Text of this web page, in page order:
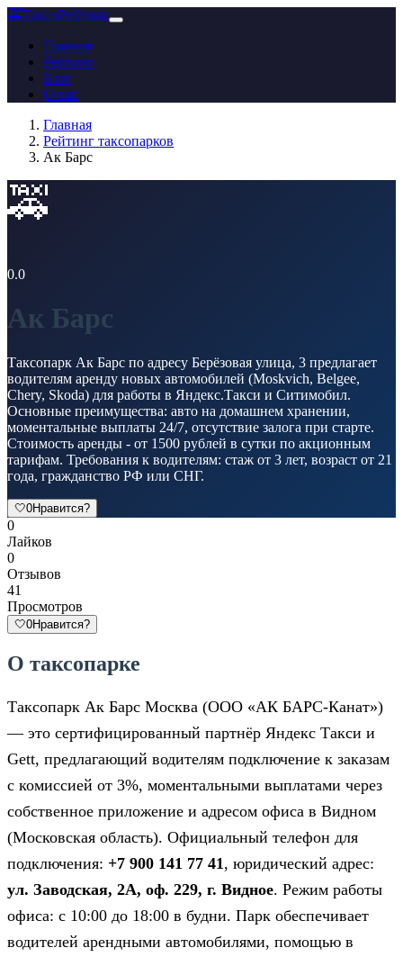
🚕ТаксоРейтинг
Главная
Рейтинг
Блог
О нас
Главная
Рейтинг таксопарков
Ак Барс
🚕
0.0
Ак Барс
Таксопарк Ак Барс по адресу Берёзовая улица, 3 предлагает
водителям аренду новых автомобилей (Moskvich, Belgee,
Chery, Skoda) для работы в Яндекс.Такси и Ситимобил.
Основные преимущества: авто на домашнем хранении,
моментальные выплаты 24/7, отсутствие залога при старте.
Стоимость аренды - от 1500 рублей в сутки по акционным
тарифам. Требования к водителям: стаж от 3 лет, возраст от 21
года, гражданство РФ или СНГ.
🤍0Нравится?
0
Лайков
0
Отзывов
41
Просмотров
🤍0Нравится?
О таксопарке
Таксопарк Ак Барс Москва (ООО «АК БАРС-Канат»)
— это сертифицированный партнёр Яндекс Такси и
Gett, предлагающий водителям подключение к заказам
с комиссией от 3%, моментальными выплатами через
собственное приложение и адресом офиса в Видном
(Московская область). Официальный телефон для
подключения: +7 900 141 77 41 , юридический адрес:
ул. Заводская, 2А, оф. 229, г. Видное. Режим работы
офиса: с 10:00 до 18:00 в будни. Парк обеспечивает
водителей арендными автомобилями, помощью в